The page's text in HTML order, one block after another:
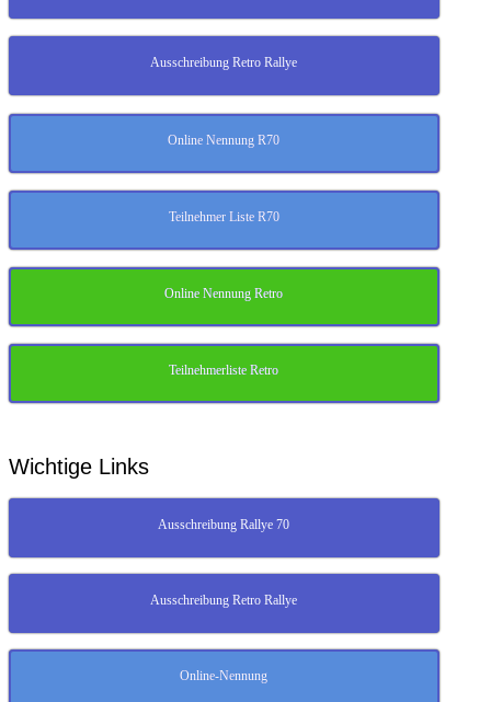
Ausschreibung Retro Rallye
Online Nennung R70
Teilnehmer Liste R70
Online Nennung Retro
Teilnehmerliste Retro
Wichtige Links
Ausschreibung Rallye 70
Ausschreibung Retro Rallye
Online-Nennung